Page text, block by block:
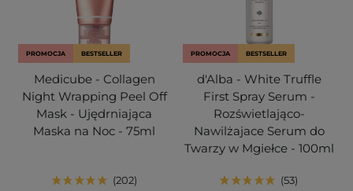
PROMOCJA BESTSELLER
Medicube - Collagen
Night Wrapping Peel Off
Mask - Ujędrniająca
Maska na Noc - 75ml
202
PROMOCJA BESTSELLER
d'Alba - White Truffle
First Spray Serum -
Rozświetlająco-
Nawilżajace Serum do
Twarzy w Mgiełce - 100ml
53